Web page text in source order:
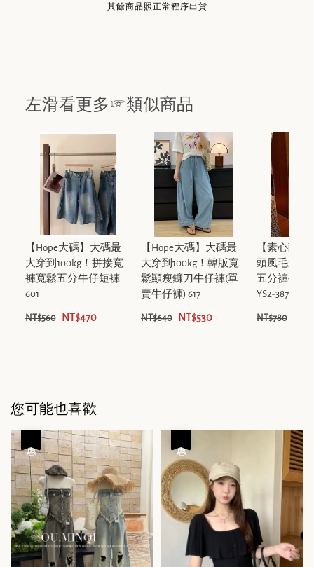
其餘商品照正常程序出貨
左滑看更多☞類似商品
【Hope大碼】大碼最
大穿到100kg！拼接寬
褲寬鬆五分牛仔短褲
601
NT$560 NT$470
【Hope大碼】大碼最
大穿到100kg！韓版寬
鬆顯瘦鐮刀牛仔褲(單
賣牛仔褲) 617
NT$640 NT$530
【素心蘭/
頭風毛邊破
五分褲牛仔
YS2-38759
NT$780
您可能也喜歡